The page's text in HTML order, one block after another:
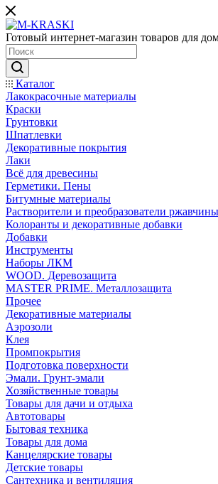
Готовый интернет-магазин товаров для
Каталог
Лакокрасочные материалы
Краски
Грунтовки
Шпатлевки
Декоративные покрытия
Лаки
Всё для древесины
Герметики. Пены
Битумные материалы
Растворители и преобразователи ржавчины
Колоранты и декоративные добавки
Добавки
Инструменты
Наборы ЛКМ
WOOD. Деревозащита
MASTER PRIME. Металлозащита
Прочее
Декоративные материалы
Аэрозоли
Клея
Промпокрытия
Подготовка поверхности
Эмали. Грунт-эмали
Хозяйственные товары
Товары для дачи и отдыха
Автотовары
Бытовая техника
Товары для дома
Канцелярские товары
Детские товары
Сантехника и вентиляция